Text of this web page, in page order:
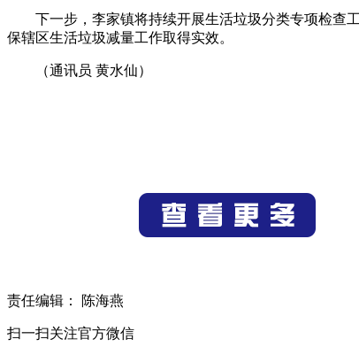
下一步，李家镇将持续开展生活垃圾分类专项检查
保辖区生活垃圾减量工作取得实效。
（通讯员 黄水仙）
责任编辑： 陈海燕
扫一扫关注官方微信